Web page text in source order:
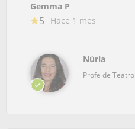
Gemma P
5 Hace 1 mes
Núria
Profe de Teatro